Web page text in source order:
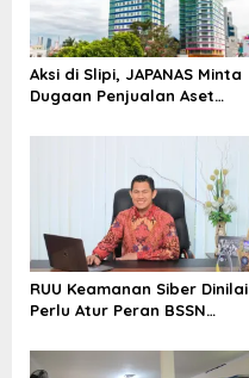
p
o
s
Aksi di Slipi, JAPANAS Minta
Dugaan Penjualan Aset
kawasan Twin Tower Plaza
RUU Keamanan Siber Dinilai
Perlu Atur Peran BSSN